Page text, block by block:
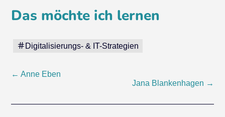
Das möchte ich lernen
Digitalisierungs- & IT-Strategien
Post
← Anne Eben
Jana Blankenhagen →